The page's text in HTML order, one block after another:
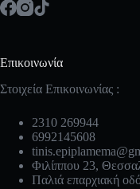
Επικοινωνία
Στοιχεία Επικοινωνίας :
2310 269944
6992145608
Φιλίππου 23,
Παλιά επαρχιακή